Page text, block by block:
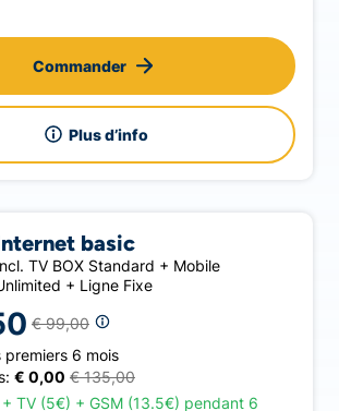
Plus d’info
Commander
basic
TV BOX Standard + Mobile
+ Ligne Fixe
€ 99,00
premiers 6 mois
€ 0,00 € 135,00
+ TV (5€) + GSM (13.5€) pendant 6